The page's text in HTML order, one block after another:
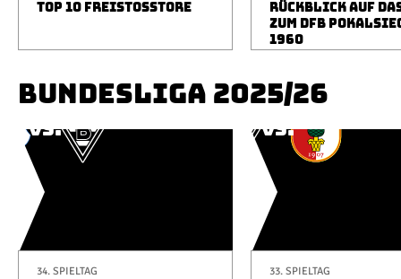
TOP 10 FREISTOSSTORE
RÜCKBLICK AUF
ZUM DFB
1960
BUNDESLIGA 2025/26
34. SPIELTAG 33. SPIELTAG